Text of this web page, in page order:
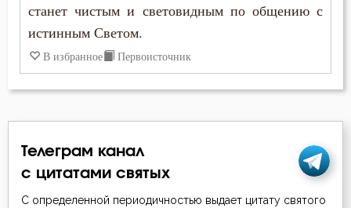
Молчание
Монах
Мощи
Мудрость
Мученичество
Мысли
станет чистым и световидным по общению с
истинным Светом.
В избранное Первоисточник
Телеграм канал
с цитатами святых
С определенной периодичностью выдает цитату святого